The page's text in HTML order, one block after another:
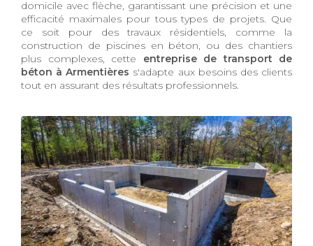
domicile avec flèche, garantissant une précision et une
efficacité maximales pour tous types de projets. Que
ce soit pour des travaux résidentiels, comme la
construction de piscines en béton, ou des chantiers
plus complexes, cette entreprise de transport de
béton à Armentières s'adapte aux besoins des clients
tout en assurant des résultats professionnels.